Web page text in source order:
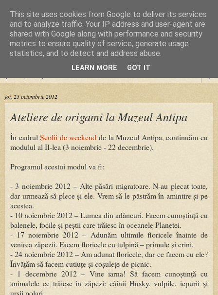
Cursuri Origami
Dragoste de la prima pliere
▼
joi, 25 octombrie 2012
Ateliere de origami la Muzeul Antipa
În cadrulȘcolii de weekend de la Muzeul Antipa, continuăm cu
modulul al II-lea (3 noiembrie - 22 decembrie).
Programul acestui modul va fi:
- 3 noiembrie 2012 – Alte păsări migratoare. N-au plecat toate,
dar urmează să plece și ele. Vrem să le păstrăm în amintire și pe
acestea.
- 10 noiembrie 2012 – Lumea din adâncuri. Facem cunoștință cu
balenele, focile și peștii care trăiesc în oceanele Planetei.
- 17 noiembrie 2012 – Adunăm ultimile floricele înainte de
venirea zăpezii. Facem floricele cu tulpină – primule și crini.
- 24 noiembrie 2012 – Am adunat floricele, dar ce facem cu ele?
Învățăm să facem cutiuțe și coșulețe de picnic.
- 1 decembrie 2012 – Vine iarna! Să facem cunoștință cu
animalele ce trăiesc în zăpezi: câinii Husky, vulpile, iepurii și
urșii polari.
This site uses cookies from Google to deliver its services
and to analyze traffic. Your IP address and user-agent are
shared with Google along with performance and security
metrics to ensure quality of service, generate usage
statistics, and to detect and address abuse.
LEARN MORE GOT IT